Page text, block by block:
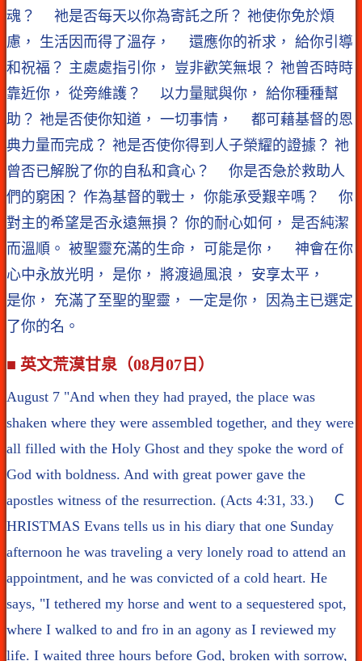
魂？ 祂是否每天以你為寄託之所？ 祂使你免於煩
慮， 生活因而得了溫存， 還應你的祈求， 給你引導
和祝福？ 主處處指引你， 豈非歡笑無垠？ 祂曾否時時
靠近你， 從旁維護？ 以力量賦與你， 給你種種幫
助？ 祂是否使你知道， 一切事情， 都可藉基督的恩
典力量而完成？ 祂是否使你得到人子榮耀的證據？ 祂
曾否已解脫了你的自私和貪心？ 你是否急於救助人
們的窮困？ 作為基督的戰士， 你能承受艱辛嗎？ 你
對主的希望是否永遠無損？ 你的耐心如何， 是否純潔
而溫順。 被聖靈充滿的生命， 可能是你， 神會在你
心中永放光明， 是你， 將渡過風浪， 安享太平，
是你， 充滿了至聖的聖靈， 一定是你， 因為主已選定
了你的名。
■ 英文荒漠甘泉（08月07日）
August 7 "And when they had prayed, the place was
shaken where they were assembled together, and they were
all filled with the Holy Ghost and they spoke the word of
God with boldness. And with great power gave the
apostles witness of the resurrection. (Acts 4:31, 33.) Ｃ
HRISTMAS Evans tells us in his diary that one Sunday
afternoon he was traveling a very lonely road to attend an
appointment, and he was convicted of a cold heart. He
says, "I tethered my horse and went to a sequestered spot,
where I walked to and fro in an agony as I reviewed my
life. I waited three hours before God, broken with sorrow,